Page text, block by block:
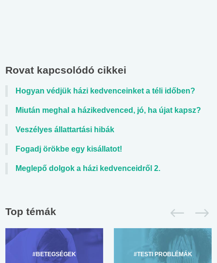
Rovat kapcsolódó cikkei
Hogyan védjük házi kedvenceinket a téli időben?
Miután meghal a házikedvenced, jó, ha újat kapsz?
Veszélyes állattartási hibák
Fogadj örökbe egy kisállatot!
Meglepő dolgok a házi kedvenceidről 2.
Top témák
#BETEGSÉGEK #TESTI PROBLÉMÁK